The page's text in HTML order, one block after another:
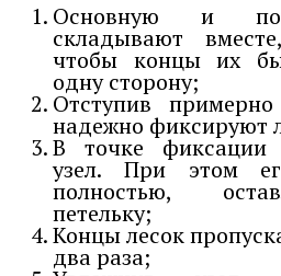
Основную и
складывают
чтобы концы их
одну сторону;
Отступив
надежно фиксируют
В точке фиксации
узел. При этом
полностью,
петельку;
Концы лесок
два раза;